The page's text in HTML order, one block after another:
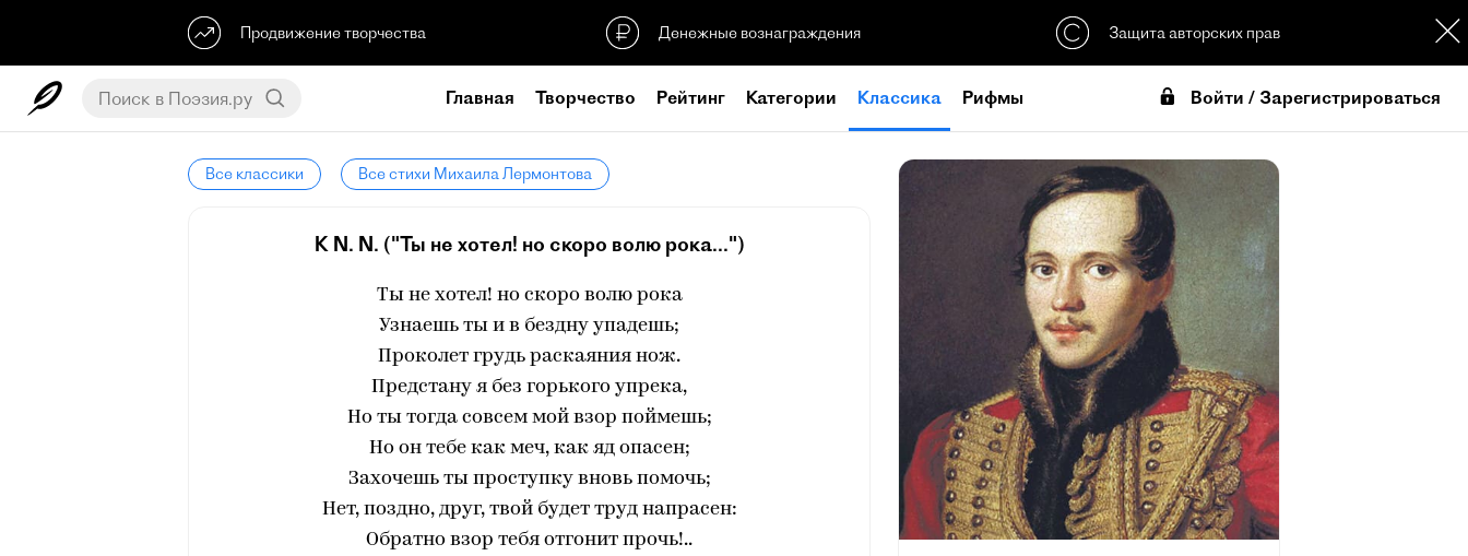
Продвижение творчества Денежные вознаграждения Защита авторских прав
Главная Творчество Рейтинг Категории Классика Рифмы Войти / Зарегистрироваться
Все классики Все стихи Михаила Лермонтова
К N. N. ("Ты не хотел! но скоро волю рока...")
Ты не хотел! но скоро волю рока
Узнаешь ты и в бездну упадешь;
Проколет грудь раскаяния нож.
Предстану я без горького упрека,
Но ты тогда совсем мой взор поймешь;
Но он тебе как меч, как яд опасен;
Захочешь ты проступку вновь помочь;
Нет, поздно, друг, твой будет труд напрасен:
Обратно взор тебя отгонит прочь!..